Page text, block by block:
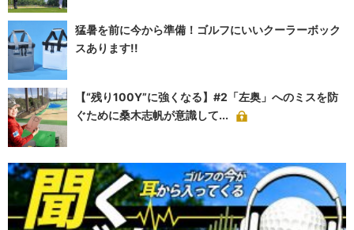
猛暑を前に今から準備！ゴルフにいいクーラーボック
スあります!!
【“残り100Y”に強くなる】#2「左奥」へのミスを防
ぐために桑木志帆が意識して...